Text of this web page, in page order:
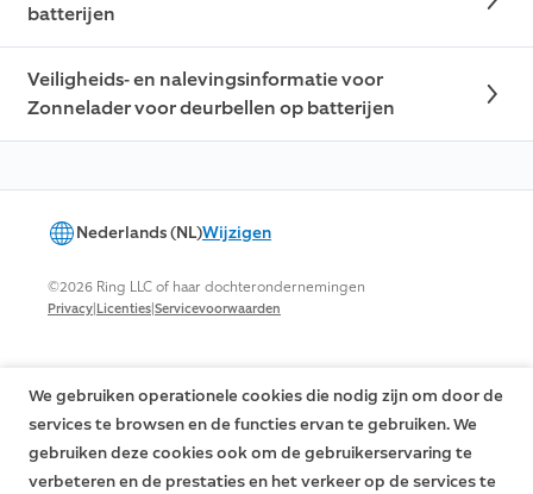
batterijen
Veiligheids- en nalevingsinformatie voor
Zonnelader voor deurbellen op batterijen
Nederlands (NL)Wijzigen
©2026 Ring LLC of haar dochterondernemingen
Privacy|Licenties|Servicevoorwaarden
We gebruiken operationele cookies die nodig zijn om door de
services te browsen en de functies ervan te gebruiken. We
gebruiken deze cookies ook om de gebruikerservaring te
verbeteren en de prestaties en het verkeer op de services te